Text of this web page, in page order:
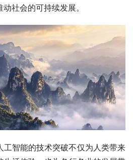
社会的可持续发展。
工智能的技术突破不仅为人类带来